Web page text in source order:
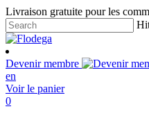
Skip
to
main
content
Livraison gratuite pour les
Close
Search
Devenir membre
en
Voir le panier
search
account
0